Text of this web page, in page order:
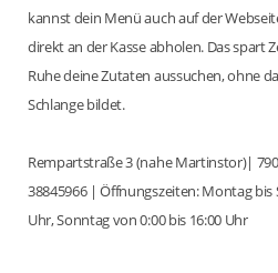
kannst dein Menü auch auf der
direkt an der Kasse abholen. Das spart
Ruhe deine Zutaten aussuchen, ohne
Schlange bildet.
Rempartstraße 3 (nahe Martinstor)|
38845966 | Öffnungszeiten: Montag bis
Uhr, Sonntag von 0:00 bis 16:00 Uhr